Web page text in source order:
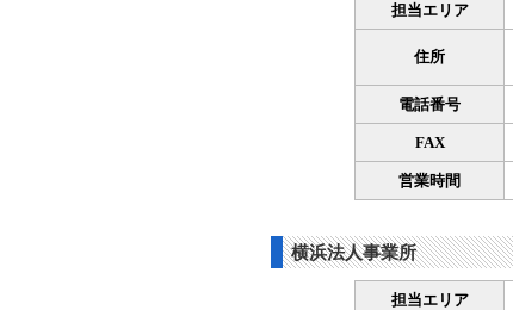
担当エリア
住所
電話番号
FAX
営業時間
横浜法人事業所
担当エリア